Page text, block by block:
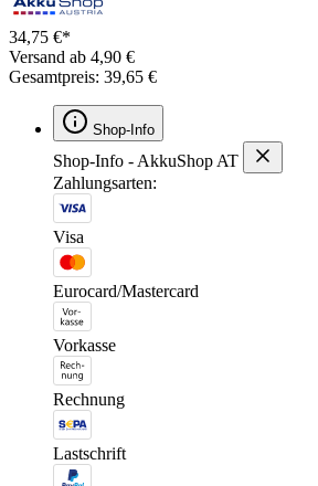
34,75 €*
Versand ab 4,90 €
Gesamtpreis: 39,65 €
Shop-Info
Shop-Info - AkkuShop AT
Zahlungsarten:
Visa
Eurocard/Mastercard
Vorkasse
Rechnung
Lastschrift